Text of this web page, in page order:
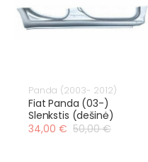
Panda (2003- 2012)
Fiat Panda (03-)
Slenkstis (dešinė)
34,00 € 50,00 €